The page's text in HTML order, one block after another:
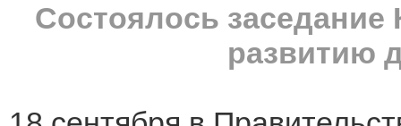
Состоялось заседание
развитию